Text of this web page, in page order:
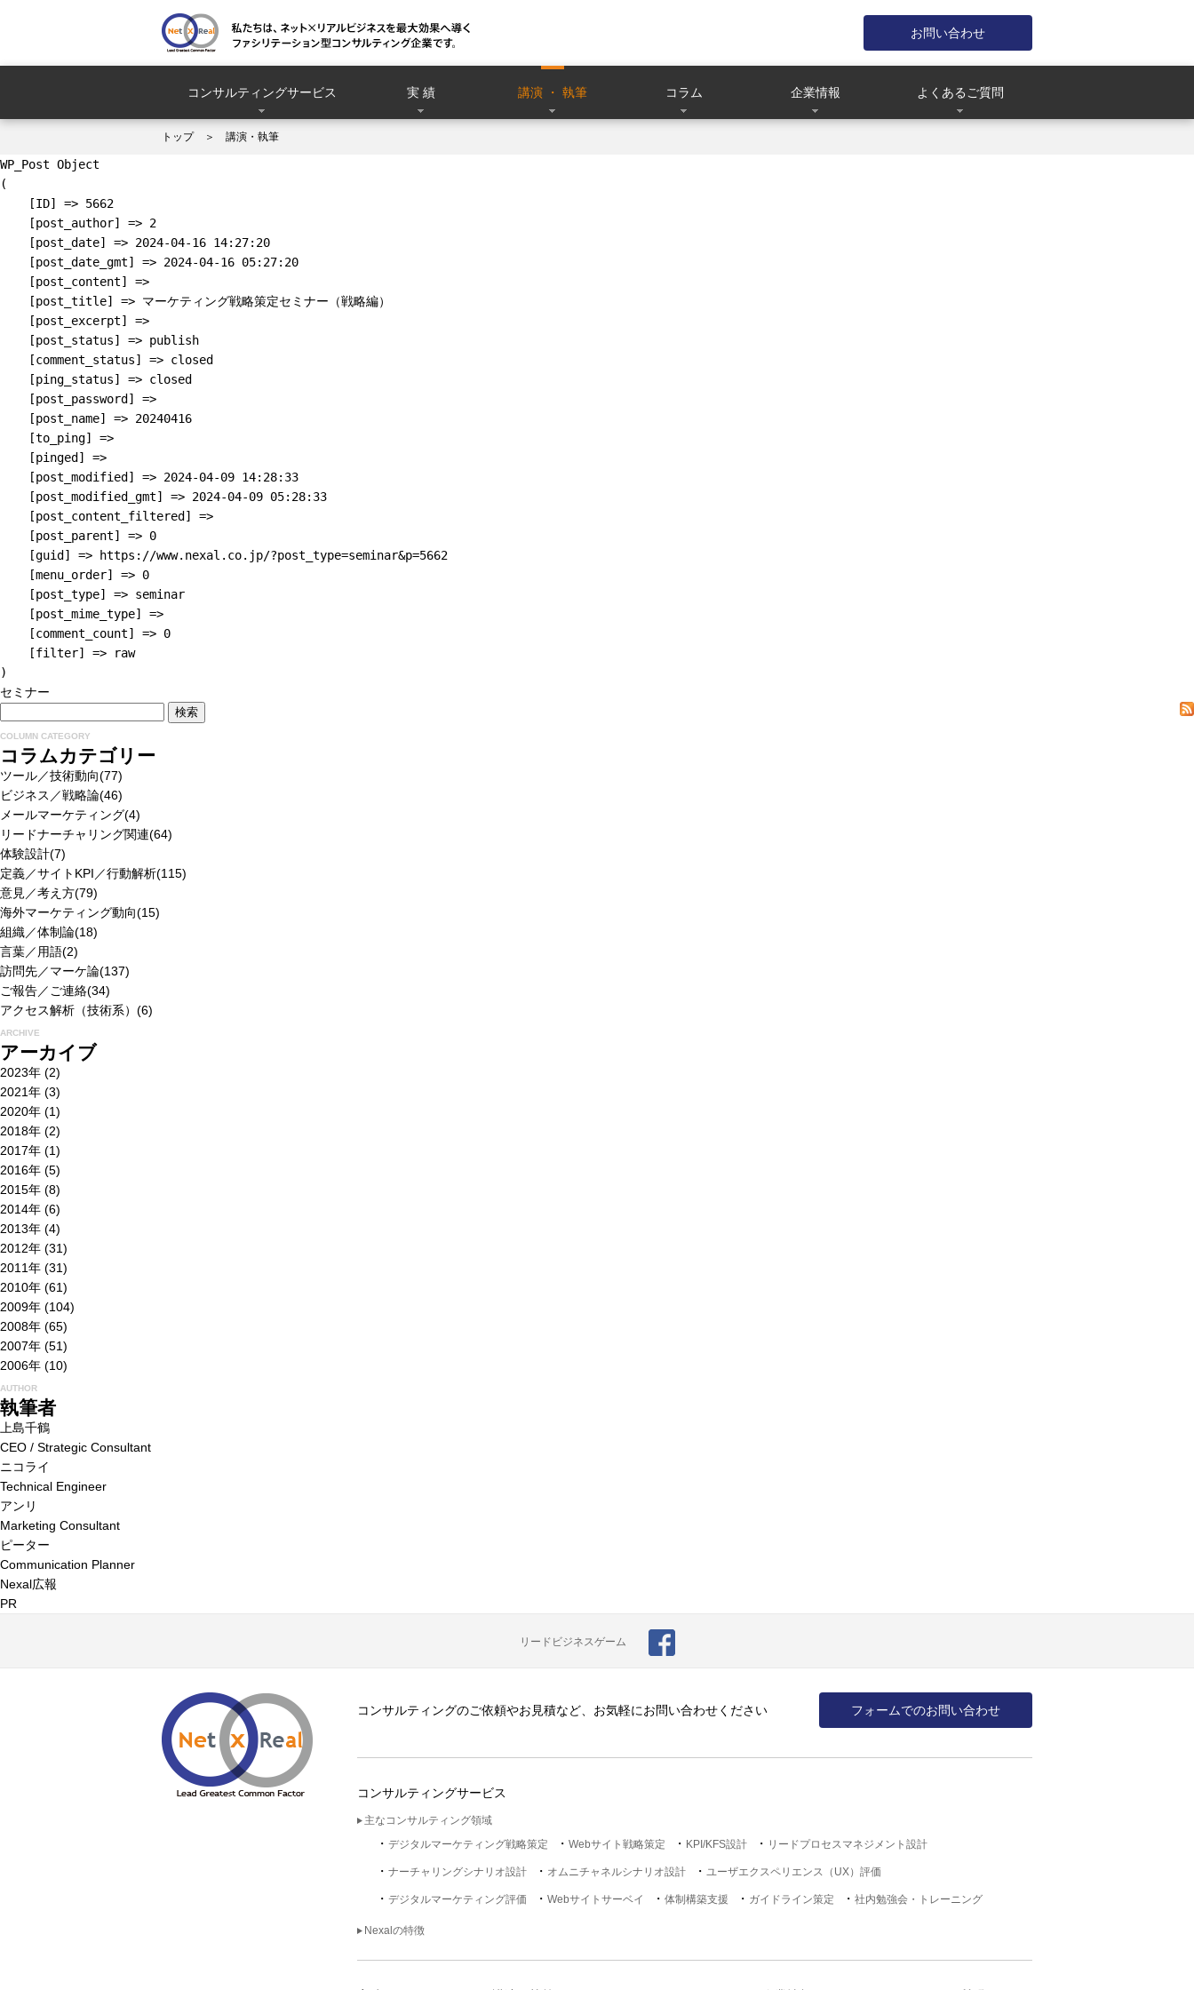
お問い合わせ
コンサルティングサービス 実 績 講演 ・ 執筆 コラム 企業情報 よくあるご質問
トップ 講演・執筆
WP_Post Object
(
    [ID] => 5662
    [post_author] => 2
    [post_date] => 2024-04-16 14:27:20
    [post_date_gmt] => 2024-04-16 05:27:20
    [post_content] =>
    [post_title] => マーケティング戦略策定セミナー（戦略編）
    [post_excerpt] =>
    [post_status] => publish
    [comment_status] => closed
    [ping_status] => closed
    [post_password] =>
    [post_name] => 20240416
    [to_ping] =>
    [pinged] =>
    [post_modified] => 2024-04-09 14:28:33
    [post_modified_gmt] => 2024-04-09 05:28:33
    [post_content_filtered] =>
    [post_parent] => 0
    [guid] => https://www.nexal.co.jp/?post_type=seminar&p=5662
    [menu_order] => 0
    [post_type] => seminar
    [post_mime_type] =>
    [comment_count] => 0
    [filter] => raw
セミナー
COLUMN CATEGORY
コラムカテゴリー
ツール／技術動向(77)
ビジネス／戦略論(46)
メールマーケティング(4)
リードナーチャリング関連(64)
体験設計(7)
定義／サイトKPI／行動解析(115)
意見／考え方(79)
海外マーケティング動向(15)
組織／体制論(18)
言葉／用語(2)
訪問先／マーケ論(137)
ご報告／ご連絡(34)
アクセス解析（技術系） (6)
ARCHIVE
アーカイブ
2023年 (2)
2021年 (3)
2020年 (1)
2018年 (2)
2017年 (1)
2016年 (5)
2015年 (8)
2014年 (6)
2013年 (4)
2012年 (31)
2011年 (31)
2010年 (61)
2009年 (104)
2008年 (65)
2007年 (51)
2006年 (10)
AUTHOR
執筆者
上島千鶴
CEO / Strategic Consultant
ニコライ
Technical Engineer
アンリ
Marketing Consultant
ピーター
Communication Planner
Nexal広報
PR
リードビジネスゲーム
コンサルティングのご依頼やお見積など、お気軽にお問い合わせください フォームでのお問い合わせ
コンサルティングサービス
主なコンサルティング領域
デジタルマーケティング戦略策定
Webサイト戦略策定 KPI/KFS設計 リードプロセスマネジメント設計
ナーチャリングシナリオ設計 オムニチャネルシナリオ設計 ユーザエクスペリエンス（UX）評価
デジタルマーケティング評価 Webサイトサーベイ 体制構築支援 ガイドライン策定 社内勉強会・トレーニング
Nexalの特徴